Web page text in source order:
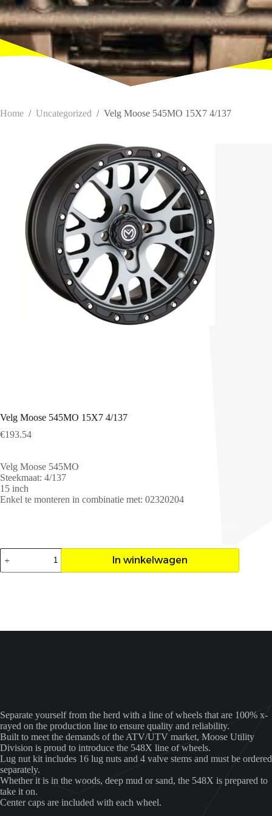
Home / Uncategorized / Velg Moose 545MO 15X7 4/137
Velg Moose 545MO 15X7 4/137
€193.54
Velg Moose 545MO
Steekmaat: 4/137
15 inch
Enkel te monteren in combinatie met: 02320204
Velg
Moose
545MO
In winkelwagen
Separate yourself from the herd with a line of wheels that are 100% x-
rayed on the production line to ensure quality and reliability.
Built to meet the demands of the ATV/UTV market, Moose Utility
Division is proud to introduce the 548X line of wheels.
Lug nut kit includes 16 lug nuts and 4 valve stems and must be ordered
separately.
Whether it is in the woods, deep mud or sand, the 548X is prepared to
take it on.
Center caps are included with each wheel.